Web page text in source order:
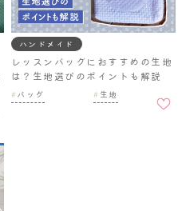
ハンドメイド
レッスンバッグにおすすめの生地
は？生地選びのポイントも解説
バッグ 生地
入りに